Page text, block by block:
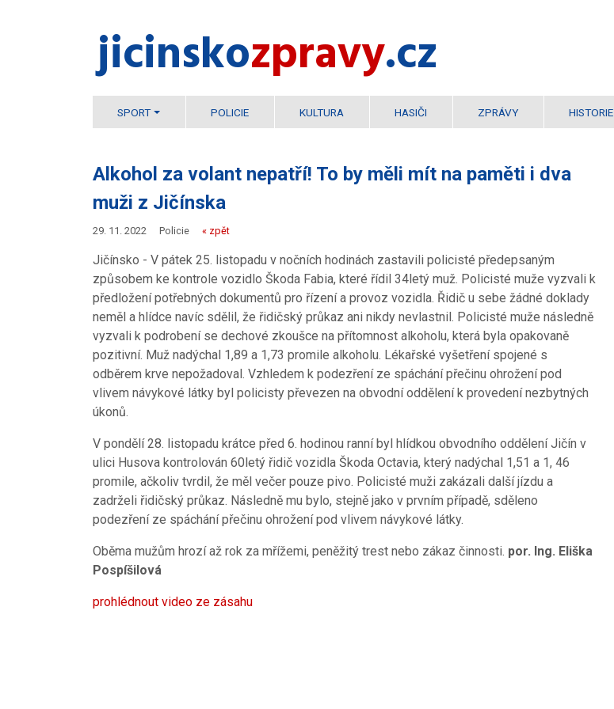
jicinsko​zpravy.cz
SPORT POLICIE KULTURA HASIČI ZPRÁVY HISTORIE
Alkohol za volant nepatří! To by měli mít na paměti i dva
muži z Jičínska
29. 11. 2022 Policie « zpět
Jičínsko - V pátek 25. listopadu v nočních hodinách zastavili policisté předepsaným
způsobem ke kontrole vozidlo Škoda Fabia, které řídil 34letý muž. Policisté muže vyzvali k
předložení potřebných dokumentů pro řízení a provoz vozidla. Řidič u sebe žádné doklady
neměl a hlídce navíc sdělil, že řidičský průkaz ani nikdy nevlastnil. Policisté muže následně
vyzvali k podrobení se dechové zkoušce na přítomnost alkoholu, která byla opakovaně
pozitivní. Muž nadýchal 1,89 a 1,73 promile alkoholu. Lékařské vyšetření spojené s
odběrem krve nepožadoval. Vzhledem k podezření ze spáchání přečinu ohrožení pod
vlivem návykové látky byl policisty převezen na obvodní oddělení k provedení nezbytných
úkonů.
V pondělí 28. listopadu krátce před 6. hodinou ranní byl hlídkou obvodního oddělení Jičín v
ulici Husova kontrolován 60letý řidič vozidla Škoda Octavia, který nadýchal 1,51 a 1, 46
promile, ačkoliv tvrdil, že měl večer pouze pivo. Policisté muži zakázali další jízdu a
zadrželi řidičský průkaz. Následně mu bylo, stejně jako v prvním případě, sděleno
podezření ze spáchání přečinu ohrožení pod vlivem návykové látky.
Oběma mužům hrozí až rok za mřížemi, peněžitý trest nebo zákaz činnosti. por. Ing. Eliška
Pospíšilová
prohlédnout video ze zásahu